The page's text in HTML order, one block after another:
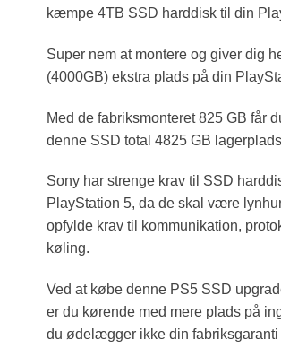
kæmpe 4TB SSD harddisk til din
Super nem at montere og giver dig
(4000GB) ekstra plads på din
Med de fabriksmonteret 825 GB får
denne SSD total 4825 GB
Sony har strenge krav til SSD
PlayStation 5, da de skal være
opfylde krav til kommunikation,
køling.
Ved at købe denne PS5 SSD
er du kørende med mere plads på
du ødelægger ikke din fabriksgaranti